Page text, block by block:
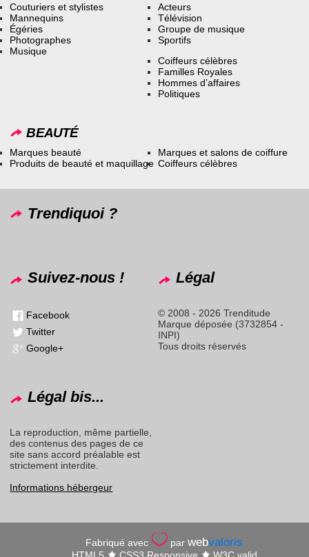
Couturiers et stylistes
Mannequins
Égéries
Photographes
Musique
Acteurs
Télévision
Groupe de musique
Sportifs
Coiffeurs célèbres
Familles Royales
Hommes d’affaires
Politiques
BEAUTÉ
Marques beauté
Produits de beauté et maquillage
Marques et salons de coiffure
Coiffeurs célèbres
Trendiquoi ?
Suivez-nous !
Facebook
Twitter
Google+
Légal
© 2008 - 2026 Trenditude
Marque déposée (3732854 -
INPI)
Tous droits réservés
Légal bis...
La reproduction, même partielle,
des contenus des pages de ce
site sans accord préalable est
strictement interdite.
Informations hébergeur
Fabriqué avec parwebvaloris